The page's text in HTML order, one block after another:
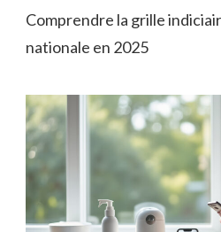
Comprendre la grille
nationale en 2025